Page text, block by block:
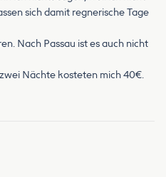
sich damit regnerische Tage
Nach Passau ist es auch nicht
Nächte kosteten mich 40€.